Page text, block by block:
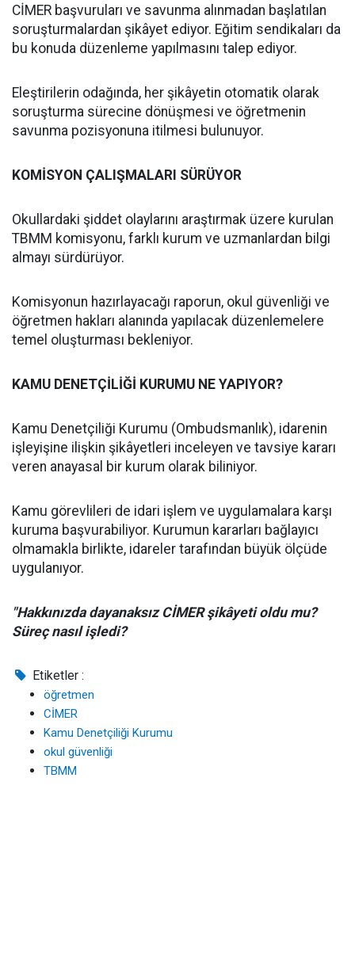
CİMER başvuruları ve savunma alınmadan başlatılan
soruşturmalardan şikâyet ediyor. Eğitim sendikaları da
bu konuda düzenleme yapılmasını talep ediyor.
Eleştirilerin odağında, her şikâyetin otomatik olarak
soruşturma sürecine dönüşmesi ve öğretmenin
savunma pozisyonuna itilmesi bulunuyor.
KOMİSYON ÇALIŞMALARI SÜRÜYOR
Okullardaki şiddet olaylarını araştırmak üzere kurulan
TBMM komisyonu, farklı kurum ve uzmanlardan bilgi
almayı sürdürüyor.
Komisyonun hazırlayacağı raporun, okul güvenliği ve
öğretmen hakları alanında yapılacak düzenlemelere
temel oluşturması bekleniyor.
KAMU DENETÇİLİĞİ KURUMU NE YAPIYOR?
Kamu Denetçiliği Kurumu (Ombudsmanlık), idarenin
işleyişine ilişkin şikâyetleri inceleyen ve tavsiye kararı
veren anayasal bir kurum olarak biliniyor.
Kamu görevlileri de idari işlem ve uygulamalara karşı
kuruma başvurabiliyor. Kurumun kararları bağlayıcı
olmamakla birlikte, idareler tarafından büyük ölçüde
uygulanıyor.
"Hakkınızda dayanaksız CİMER şikâyeti oldu mu?
Süreç nasıl işledi?
Etiketler :
öğretmen
CİMER
Kamu Denetçiliği Kurumu
okul güvenliği
TBMM